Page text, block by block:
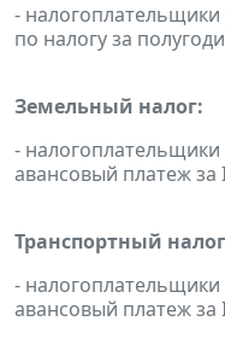
- налогоплательщики
по налогу за
Земельный налог:
- налогоплательщики
авансовый платеж за
Транспортный
- налогоплательщики
авансовый платеж за